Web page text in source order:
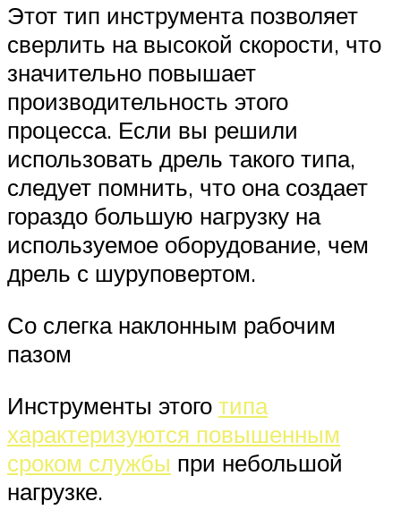
Этот тип инструмента позволяет
сверлить на высокой скорости, что
значительно повышает
производительность этого
процесса. Если вы решили
использовать дрель такого типа,
следует помнить, что она создает
гораздо большую нагрузку на
используемое оборудование, чем
дрель с шуруповертом.
Со слегка наклонным рабочим
пазом
Инструменты этого типа
характеризуются повышенным
сроком службы при небольшой
нагрузке.